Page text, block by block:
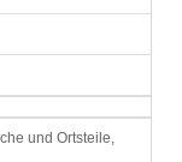
und Ortsteile,